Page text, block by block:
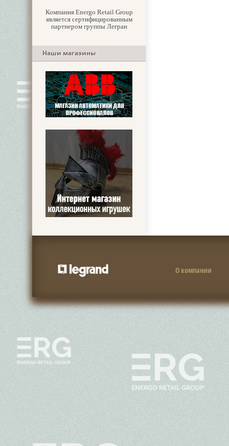
Компания Energo Retail Group
является сертифицированным
партнером группы Легран
Наши магазины
О компании